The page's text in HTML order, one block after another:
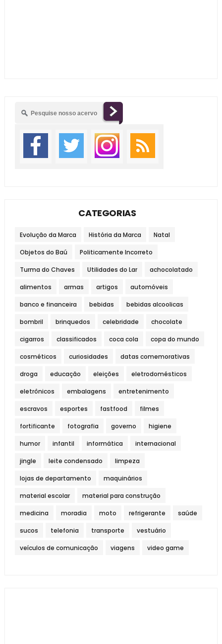
CATEGORIAS
Evolução da Marca História da Marca Natal
Objetos do Baú Politicamente Incorreto
Turma do Chaves Utilidades do Lar achocolatado
alimentos armas artigos automóveis
banco e financeira bebidas bebidas alcoolicas
bombril brinquedos celebridade chocolate
cigarros classificados coca cola copa do mundo
cosméticos curiosidades datas comemorativas
droga educação eleições eletrodomésticos
eletrônicos embalagens entretenimento
escravos esportes fastfood filmes
fortificante fotografia governo higiene
humor infantil informática internacional
jingle leite condensado limpeza
lojas de departamento maquinários
material escolar material para construção
medicina moradia moto refrigerante saúde
sucos telefonia transporte vestuário
veículos de comunicação viagens video game